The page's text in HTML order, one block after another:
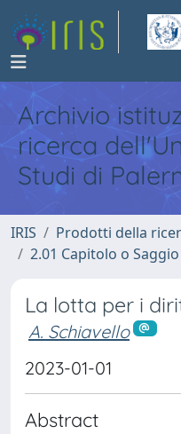
Archivio
ricerca
Studi di
IRIS Prodotti della
2.01 Capitolo o Saggio
La lotta per i
A. Schiavello
2023-01-01
Abstract